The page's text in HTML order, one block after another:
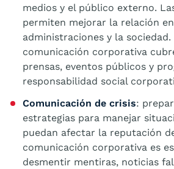
medios y el público externo.
permiten mejorar la relación
administraciones y la
comunicación corporativa
prensas, eventos públicos y
responsabilidad social
Comunicación de crisis:
estrategias para manejar
puedan afectar la reputación
comunicación corporativa es
desmentir mentiras, noticias